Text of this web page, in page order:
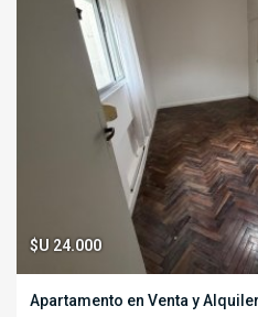
$U 24.000
Apartamento en Venta y